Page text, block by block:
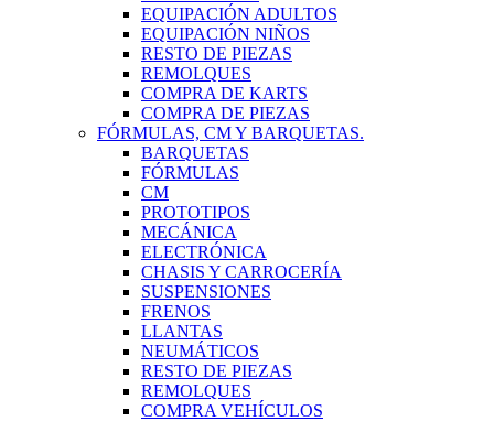
EQUIPACIÓN ADULTOS
EQUIPACIÓN NIÑOS
RESTO DE PIEZAS
REMOLQUES
COMPRA DE KARTS
COMPRA DE PIEZAS
FÓRMULAS, CM Y BARQUETAS.
BARQUETAS
FÓRMULAS
CM
PROTOTIPOS
MECÁNICA
ELECTRÓNICA
CHASIS Y CARROCERÍA
SUSPENSIONES
FRENOS
LLANTAS
NEUMÁTICOS
RESTO DE PIEZAS
REMOLQUES
COMPRA VEHÍCULOS